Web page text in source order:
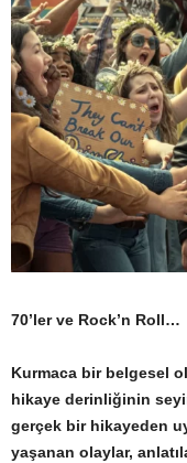
70’ler ve Rock’n Roll…
Kurmaca bir belgesel
hikaye derinliğinin
gerçek bir hikayeden
yaşanan olaylar,